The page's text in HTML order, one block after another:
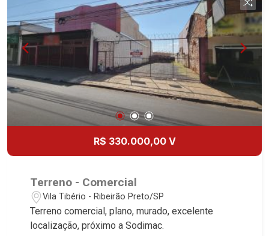
R$ 330.000,00 V
Terreno - Comercial
Vila Tibério - Ribeirão Preto/SP
Terreno comercial, plano, murado, excelente
localização, próximo a Sodimac.